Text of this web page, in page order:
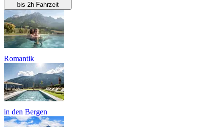
bis 2h Fahrzeit
Romantik
in den Bergen